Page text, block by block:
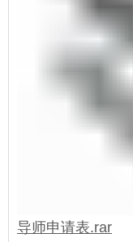
导师申请表.rar